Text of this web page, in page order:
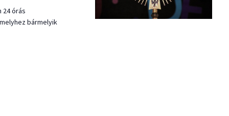
24 órás
bármelyik